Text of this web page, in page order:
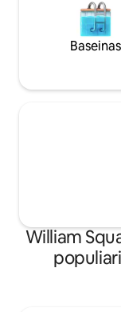
Baseinas
William